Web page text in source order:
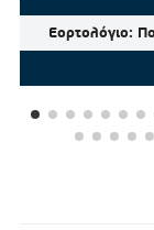
Εορτολόγιο: